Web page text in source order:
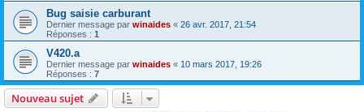
Bug saisie carburant
Dernier message par winaides « 26 avr. 2017, 21:54
Réponses : 1
V420.a
Dernier message par winaides « 10 mars 2017, 19:26
Réponses : 7
Nouveau sujet